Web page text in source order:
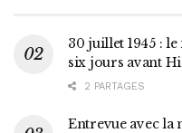
30 juillet 1945 :
six jours avant
2 PARTAGES
Entrevue avec la